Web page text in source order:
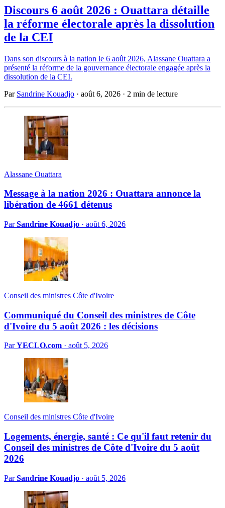
Discours 6 août 2026 : Ouattara détaille
la réforme électorale après la dissolution
de la CEI
Dans son discours à la nation le 6 août 2026, Alassane Ouattara a
présenté la réforme de la gouvernance électorale engagée après la
dissolution de la CEI.
Par Sandrine Kouadjo · août 6, 2026 · 2 min de lecture
Alassane Ouattara
Message à la nation 2026 : Ouattara annonce la
libération de 4661 détenus
ParSandrine Kouadjo · août 6, 2026
Conseil des ministres Côte d'Ivoire
Communiqué du Conseil des ministres de Côte
d'Ivoire du 5 août 2026 : les décisions
ParYECLO.com · août 5, 2026
Conseil des ministres Côte d'Ivoire
Logements, énergie, santé : Ce qu'il faut retenir du
Conseil des ministres de Côte d'Ivoire du 5 août
2026
ParSandrine Kouadjo · août 5, 2026